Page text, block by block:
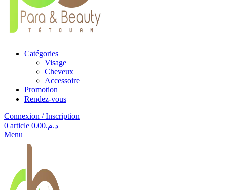
Catégories
Visage
Cheveux
Accessoire
Promotion
Rendez-vous
Connexion / Inscription
0 article د.م.0.00
Menu